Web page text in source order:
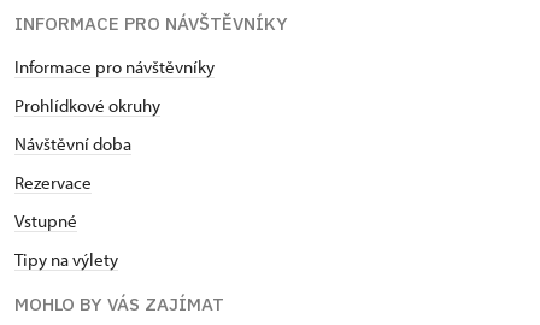
INFORMACE PRO NÁVŠTĚVNÍKY
Informace pro návštěvníky
Prohlídkové okruhy
Návštěvní doba
Rezervace
Vstupné
Tipy na výlety
MOHLO BY VÁS ZAJÍMAT